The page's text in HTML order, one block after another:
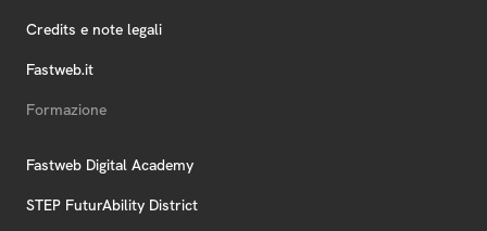
Credits e note legali
Fastweb.it
Formazione
Fastweb Digital Academy
STEP FuturAbility District